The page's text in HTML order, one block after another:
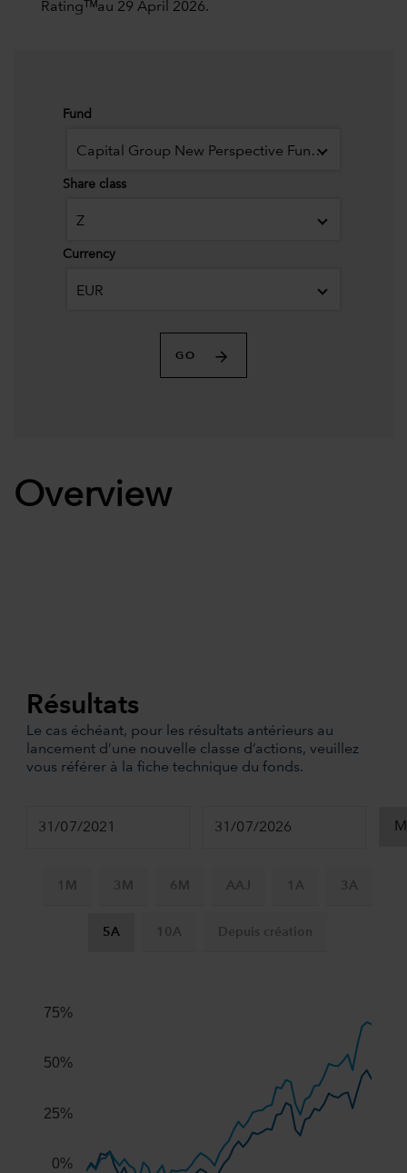
Ratingᵀᴹau 29 April 2026.
Fund
Capital Group New Perspective Fund (LUX)
Share class
Z
Currency
EUR
GO
Overview
Résultats
Le cas échéant, pour les résultats antérieurs au
lancement d’une nouvelle classe d’actions, veuillez
vous référer à la fiche technique du fonds.
1M 3M 6M AAJ 1A 3A
5A 10A Depuis création
The chart has 2 X axes displaying Time, and navigator-x-
The chart has 2 Y axes displaying values, and navigator-
0%
25%
50%
75%